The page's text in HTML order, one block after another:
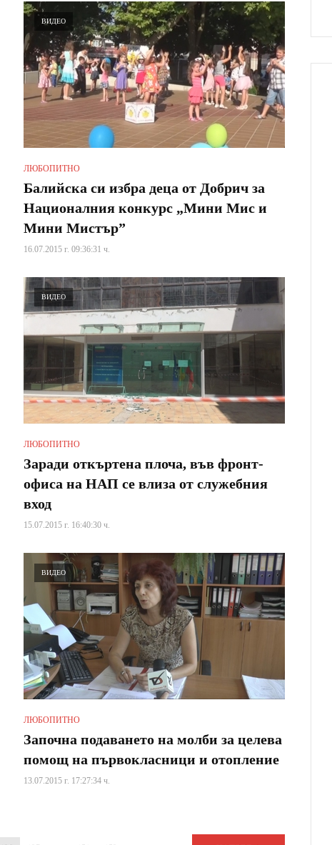
ВИДЕО
ЛЮБОПИТНО
Балийска си избра деца от Добрич за
Националния конкурс „Мини Мис и
Мини Мистър”
16.07.2015 г. 09:36:31 ч.
ВИДЕО
ЛЮБОПИТНО
Заради откъртена плоча, във фронт-
офиса на НАП се влиза от служебния
вход
15.07.2015 г. 16:40:30 ч.
ВИДЕО
ЛЮБОПИТНО
Започна подаването на молби за целева
помощ на първокласници и отопление
13.07.2015 г. 17:27:34 ч.